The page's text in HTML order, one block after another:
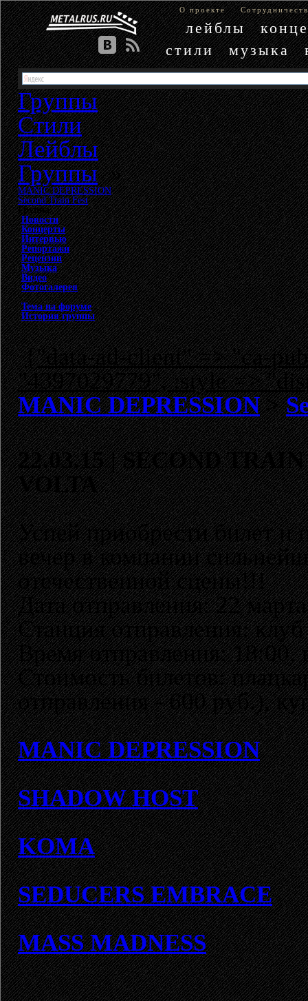
О проекте
лейблы
стили
музыка
Группы
Стили
Лейблы
Группы»
MANIC DEPRESSION»
Second Train Fest
Группа
Новости
Концерты
Интервью
Репортажи
Рецензии
Музыка
Видео
Фотогалерея
Тема на форуме
История группы
{"data-ad-client" => "ca-
"4397029779", :style =>
MANIC DEPRESSION>
22.03.15 | SECOND
VOLTA
Успей приобрести билет и
вечер в компании
отечественной сцены!!!
Дата отправления: 22
Станция отправления:
Время отправления: 18:00,
Стоимость билетов:
отправления - 600 руб.),
MANIC DEPRESSION
SHADOW HOST
KOMA
SEDUCERS EMBRACE
MASS MADNESS